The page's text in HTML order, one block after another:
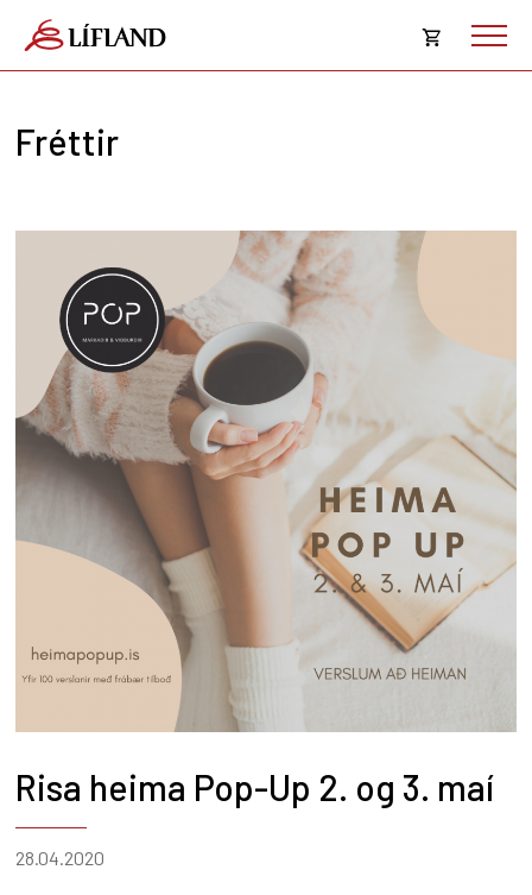
Opna
Karfan þín
Karfan er tóm.
Fréttir
Risa heima Pop-Up 2. og 3. maí
28.04.2020